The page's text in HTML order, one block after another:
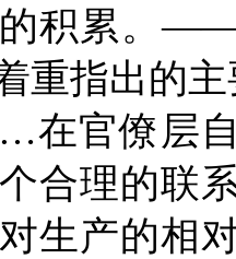
积累。
重指出的
僚层自
合理的联
生产的相